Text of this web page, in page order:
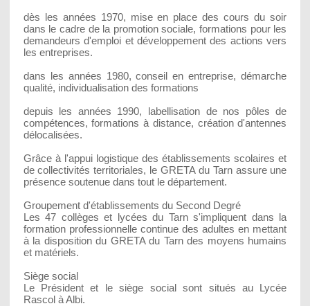
dès les années 1970, mise en place des cours du soir
dans le cadre de la promotion sociale, formations pour les
demandeurs d'emploi et développement des actions vers
les entreprises.
dans les années 1980, conseil en entreprise, démarche
qualité, individualisation des formations
depuis les années 1990, labellisation de nos pôles de
compétences, formations à distance, création d'antennes
délocalisées.
Grâce à l'appui logistique des établissements scolaires et
de collectivités territoriales, le GRETA du Tarn assure une
présence soutenue dans tout le département.
Groupement d'établissements du Second Degré
Les 47 collèges et lycées du Tarn s'impliquent dans la
formation professionnelle continue des adultes en mettant
à la disposition du GRETA du Tarn des moyens humains
et matériels.
Siège social
Le Président et le siège social sont situés au Lycée
Rascol à Albi.